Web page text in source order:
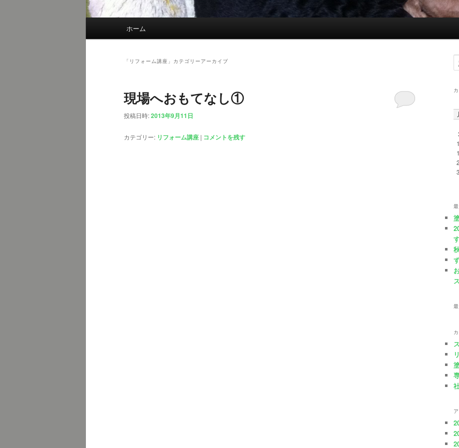
ホーム
「 リフォーム講座 」カテゴリーアーカイブ
現場へおもてなし①
投稿日時:2013年9月11日
カテゴリー: リフォーム講座 | コメントを残す
検
索